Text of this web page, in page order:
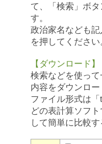
て、「検索」ボ
す。
政治家名なども
を押してください
【ダウンロード】
検索などを使っ
内容をダウンロー
ファイル形式は
どの表計算ソフ
して簡単に比較す